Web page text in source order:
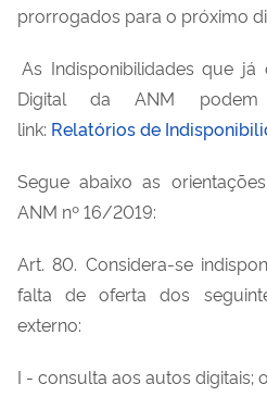
prorrogados para o próximo
As Indisponibilidades que
Digital da ANM
link: Relatóriosde
Segue abaixo as
ANM nº 16/2019:
Art. 80. Considera-se
falta de oferta dos
externo:
I - consulta aos autos digitais;